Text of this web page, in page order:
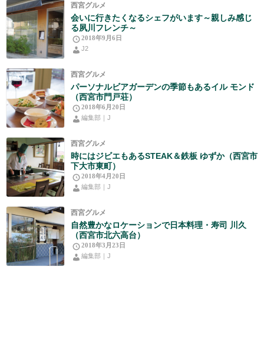
西宮グルメ
会いに行きたくなるシェフがいます～親しみ感じ
る夙川フレンチ～
2018年9月6日
J2
西宮グルメ
パーソナルビアガーデンの季節もあるイル モンド
（西宮市門戸荘）
2018年6月20日
編集部｜J
西宮グルメ
時にはジビエもあるSTEAK＆鉄板 ゆずか（西宮市
下大市東町）
2018年4月20日
編集部｜J
西宮グルメ
自然豊かなロケーションで日本料理・寿司 川久
（西宮市北六高台）
2018年3月23日
編集部｜J